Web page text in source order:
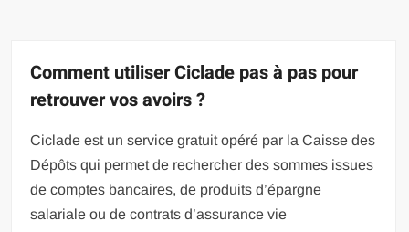
Comment utiliser Ciclade pas à pas pour
retrouver vos avoirs ?
Ciclade est un service gratuit opéré par la Caisse des
Dépôts qui permet de rechercher des sommes issues
de comptes bancaires, de produits d’épargne
salariale ou de contrats d’assurance vie